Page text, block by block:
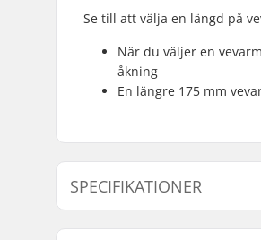
Se till att välja en längd på
När du väljer en
åkning
En längre 175 mm
SPECIFIKATIONER
Krank längd/Typ: